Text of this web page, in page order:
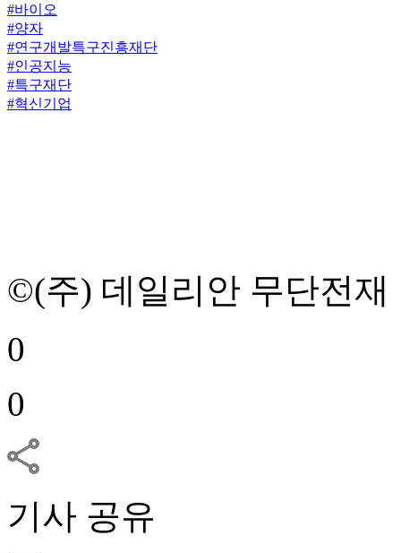
#바이오
#양자
#연구개발특구진흥재단
#인공지능
#특구재단
#혁신기업
©(주) 데일리안 무단전재
0
0
기사 공유